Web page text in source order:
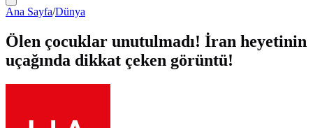
Ana Sayfa/Dünya
Ölen çocuklar unutulmadı! İran heyetinin
uçağında dikkat çeken görüntü!